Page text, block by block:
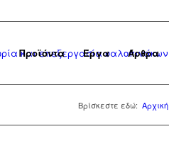
Προϊόντα Έργα Άρθρα
Βρίσκεστε εδώ: Αρχική